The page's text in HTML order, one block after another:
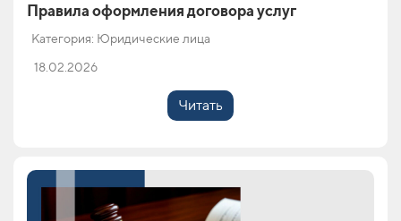
Правила оформления договора услуг
Категория: Юридические лица
18.02.2026
Читать